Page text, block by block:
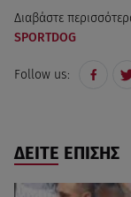
Διαβάστε
SPORTDOG
Follow us:
ΔΕΙΤΕ ΕΠΙΣΗΣ